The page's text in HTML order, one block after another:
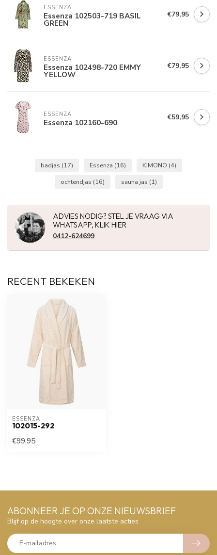
ESSENZA
Essenza 102503-719 BASIL
GREEN
€79,95
ESSENZA
Essenza 102498-720 EMMY
YELLOW
€79,95
ESSENZA
Essenza 102160-690 €59,95
badjas (17) Essenza (16) KIMONO (4)
ochtendjas (16) sauna jas (1)
ADVIES NODIG? STEL JE VRAAG VIA
WHATSAPP, KLIK HIER
0412-624699
RECENT BEKEKEN
ESSENZA
102015-292
€99,95
ABONNEER JE OP ONZE NIEUWSBRIEF
Blijf op de hoogte over onze laatste acties